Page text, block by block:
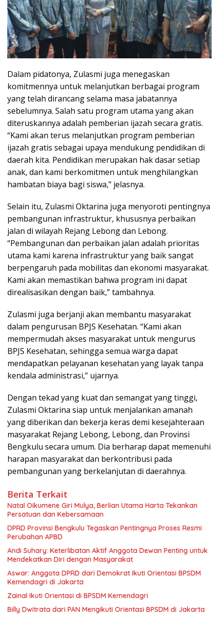
Dalam pidatonya, Zulasmi juga menegaskan
komitmennya untuk melanjutkan berbagai program
yang telah dirancang selama masa jabatannya
sebelumnya. Salah satu program utama yang akan
diteruskannya adalah pemberian ijazah secara gratis.
“Kami akan terus melanjutkan program pemberian
ijazah gratis sebagai upaya mendukung pendidikan di
daerah kita. Pendidikan merupakan hak dasar setiap
anak, dan kami berkomitmen untuk menghilangkan
hambatan biaya bagi siswa,” jelasnya.
Selain itu, Zulasmi Oktarina juga menyoroti pentingnya
pembangunan infrastruktur, khususnya perbaikan
jalan di wilayah Rejang Lebong dan Lebong.
“Pembangunan dan perbaikan jalan adalah prioritas
utama kami karena infrastruktur yang baik sangat
berpengaruh pada mobilitas dan ekonomi masyarakat.
Kami akan memastikan bahwa program ini dapat
direalisasikan dengan baik,” tambahnya.
Zulasmi juga berjanji akan membantu masyarakat
dalam pengurusan BPJS Kesehatan. “Kami akan
mempermudah akses masyarakat untuk mengurus
BPJS Kesehatan, sehingga semua warga dapat
mendapatkan pelayanan kesehatan yang layak tanpa
kendala administrasi,” ujarnya.
Dengan tekad yang kuat dan semangat yang tinggi,
Zulasmi Oktarina siap untuk menjalankan amanah
yang diberikan dan bekerja keras demi kesejahteraan
masyarakat Rejang Lebong, Lebong, dan Provinsi
Bengkulu secara umum. Dia berharap dapat memenuhi
harapan masyarakat dan berkontribusi pada
pembangunan yang berkelanjutan di daerahnya.
Berita Terkait
‎Natal Oikumene Giri Mulya, Berlian Utama Harta Tekankan
Persatuan dan Kebersamaan
DPRD Provinsi Bengkulu Tegaskan Pentingnya Proses Resmi
Perubahan APBD
Andi Suhary: Keterlibatan Aktif Anggota Dewan Penting untuk
Mendekatkan Diri dengan Masyarakat
Aswar: Anggota DPRD dari Demokrat Ikuti Orientasi BPSDM
Kemendagri di Jakarta
Zainal Ikuti Orientasi di BPSDM Kemendagri
Billy Dwitrata dari PAN Mengikuti Orientasi BPSDM di Jakarta